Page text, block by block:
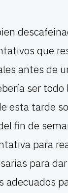
que
antes de
ser todo
esta tarde
fin de
para
para
adecuados